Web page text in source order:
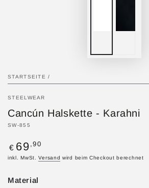
STARTSEITE /
STEELWEAR
Cancún Halskette - Karahni
SW-855
Regulärer
Preis
€ 69 ,90
inkl. MwSt.Versand wird beim Checkout berechnet
Material